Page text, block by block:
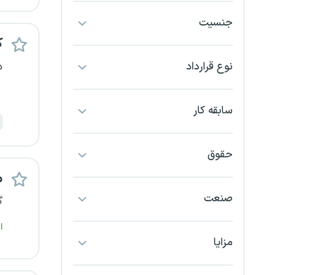
اراک
اردبیل
بجنورد
جنسیت
نوع قرارداد
سابقه کار
حقوق
صنعت
مزایا